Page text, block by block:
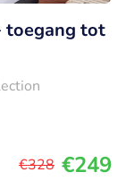
toegang tot
€328 €249